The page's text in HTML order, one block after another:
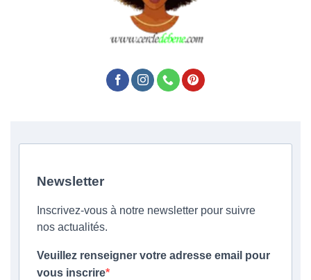
Newsletter
Inscrivez-vous à notre newsletter pour suivre
nos actualités.
Veuillez renseigner votre adresse email pour
vous inscrire